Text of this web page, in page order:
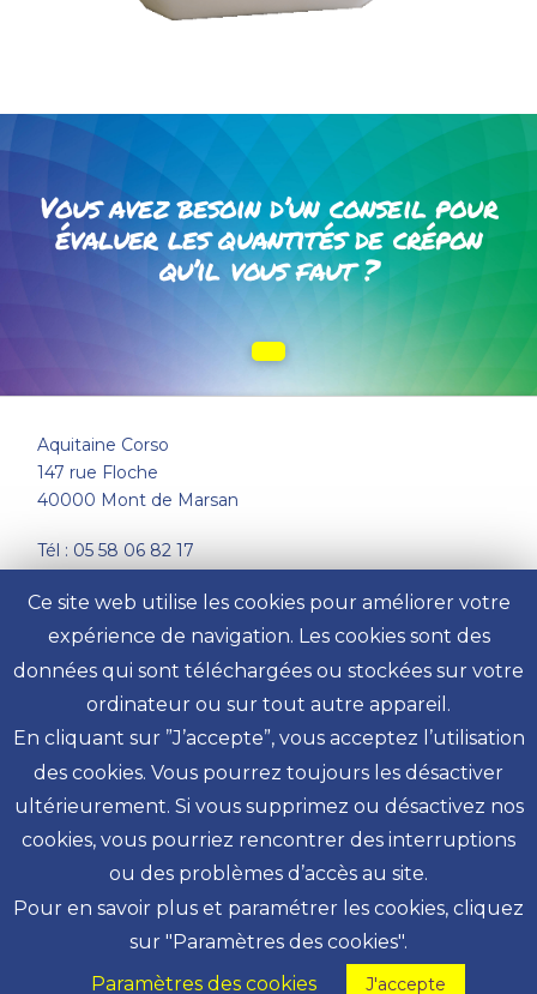
Vous avez besoin d’un conseil pour
évaluer les quantités de crépon
qu’il vous faut ?
Aquitaine Corso
147 rue Floche
40000 Mont de Marsan
Tél : 05 58 06 82 17
Politique de Confidentialité
Rejoignez-nous sur Facebook
Rejoignez-nous sur Facebook
Ce site web utilise les cookies pour améliorer votre
expérience de navigation. Les cookies sont des
données qui sont téléchargées ou stockées sur votre
ordinateur ou sur tout autre appareil.
En cliquant sur ”J’accepte”, vous acceptez l’utilisation
des cookies. Vous pourrez toujours les désactiver
ultérieurement. Si vous supprimez ou désactivez nos
cookies, vous pourriez rencontrer des interruptions
ou des problèmes d’accès au site.
Pour en savoir plus et paramétrer les cookies, cliquez
sur "Paramètres des cookies".
Paramètres des cookies
J'accepte